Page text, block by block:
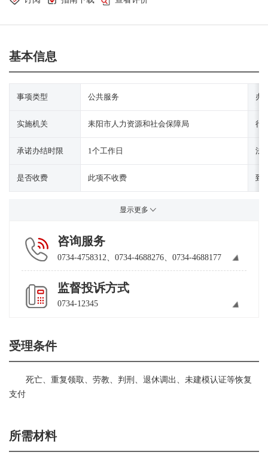
基本信息
事项类型 公共服务 办
实施机关 耒阳市人力资源和社会保障局 行
承诺办结时限 1个工作日 法
是否收费 此项不收费 到
显示更多
咨询服务
0734-4758312、0734-4688276、0734-4688177
监督投诉方式
0734-12345
受理条件
死亡、重复领取、劳教、判刑、退休调出、未建模认证等恢复
支付
所需材料